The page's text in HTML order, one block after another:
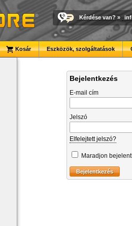
Kérdése van? »
Kosár Eszközök, szolgáltatások
Bejelentkezés
E-mail cím
Jelszó
Elfelejtett jelszó?
Maradjon